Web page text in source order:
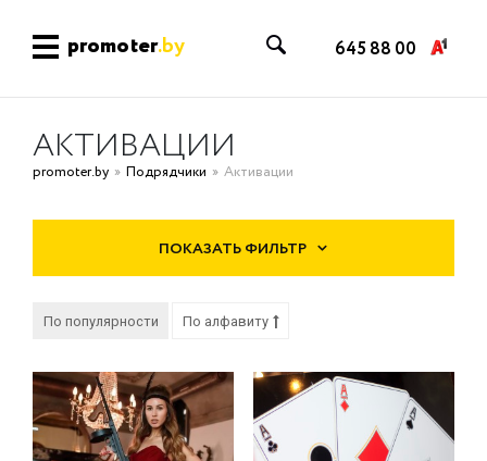
promoter.by 645 88 00
АКТИВАЦИИ
promoter.by Подрядчики Активации
ПОКАЗАТЬ ФИЛЬТР
По популярности По алфавиту